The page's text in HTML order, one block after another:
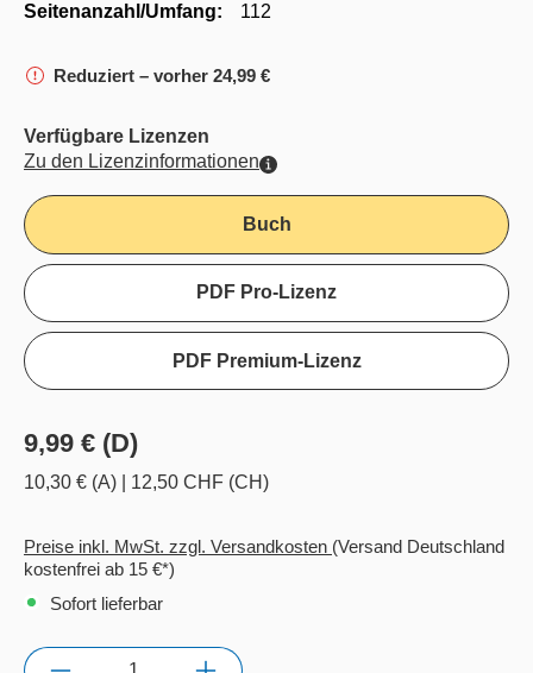
Seitenanzahl/Umfang:
112
Reduziert – vorher 24,99 €
Verfügbare Lizenzen
Zu den Lizenzinformationen
Buch
PDF Pro-Lizenz
PDF Premium-Lizenz
9,99 € (D)
10,30 € (A) 12,50 CHF (CH)
Preise inkl. MwSt. zzgl. Versandkosten (Versand Deutschland
kostenfrei ab 15 €*)
Sofort lieferbar
Anzahl